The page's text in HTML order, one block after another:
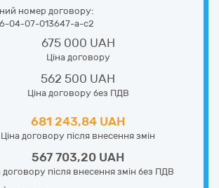
номер договору:
04-07-013647-a-c2
675 000 UAH
Ціна договору
562 500 UAH
Ціна договору без ПДВ
681 243,84 UAH
Ціна договору після внесення змін
567 703,20 UAH
договору після внесення змін без ПДВ